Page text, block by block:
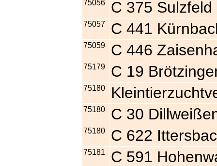
75056 C 375 Sulzfeld
75057 C 441
75059 C 446
75179 C 19
75180
75180 C 30
75180 C 622
75181 C 591